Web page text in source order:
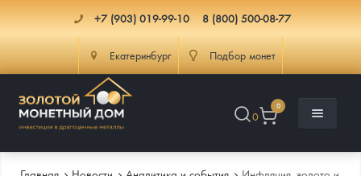
+7 (903) 019-99-10 8 (800) 500-08-77
Екатеринбург Подбор монет
0
0